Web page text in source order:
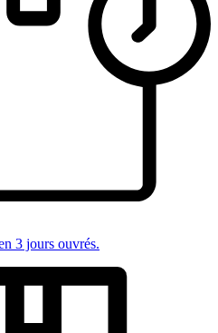
3 jours ouvrés.